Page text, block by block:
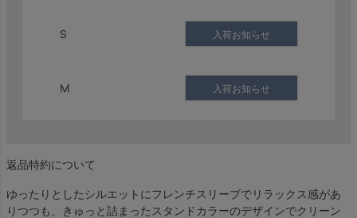
S 入荷お知らせ
M 入荷お知らせ
返品特約について
ゆったりとしたシルエットにフレンチスリーブでリラックス感があ
りつつも、きゅっと詰まったスタンドカラーのデザインでクリーン